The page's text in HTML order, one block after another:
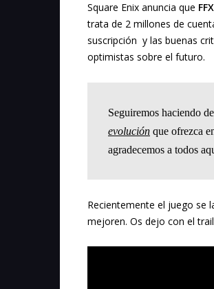
Square Enix anuncia que
trata de 2 millones de
suscripción y las buenas
optimistas sobre el futuro.
Seguiremos haciendo de
evolución que ofrezca
agradecemos a todos
Recientemente el juego se
mejoren. Os dejo con el